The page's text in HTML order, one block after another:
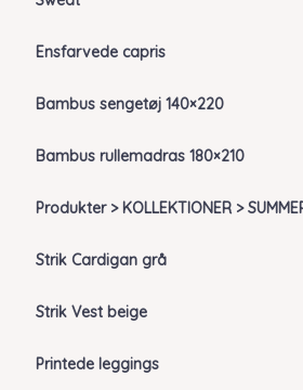
Ensfarvede capris
Bambus sengetøj 140×220
Bambus rullemadras 180×210
Produkter > KOLLEKTIONER >
Strik Cardigan grå
Strik Vest beige
Printede leggings